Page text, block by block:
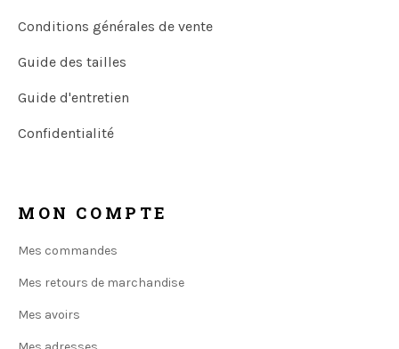
Conditions générales de vente
Guide des tailles
Guide d'entretien
Confidentialité
MON COMPTE
Mes commandes
Mes retours de marchandise
Mes avoirs